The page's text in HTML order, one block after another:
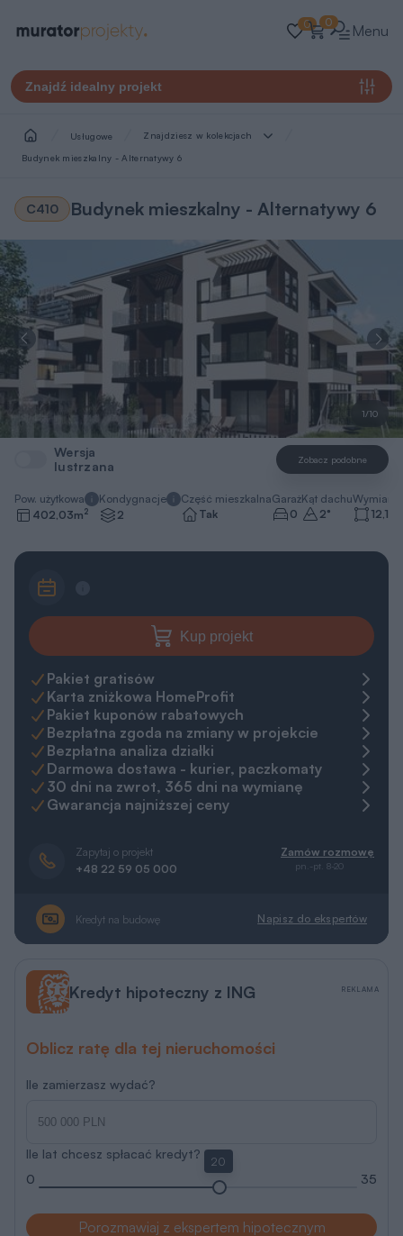
0 0 Menu
Znajdź idealny projekt
Usługowe Znajdziesz w kolekcjach
Budynek mieszkalny - Alternatywy 6
C410 Budynek mieszkalny - Alternatywy 6
1/10
Wersja
lustrzana
Zobacz podobne
Pow. użytkowa
402,03m2
Kondygnacje
2
Część mieszkalna
Tak
Garaż
0
Kąt dachu
2°
Wymiary
12,14
Kup projekt
Pakiet gratisów
Karta zniżkowa HomeProfit
Pakiet kuponów rabatowych
Bezpłatna zgoda na zmiany w projekcie
Bezpłatna analiza działki
Darmowa dostawa - kurier, paczkomaty
30 dni na zwrot, 365 dni na wymianę
Gwarancja najniższej ceny
Zapytaj o projekt
+48 22 59 05 000
Zamów rozmowę
pn.-pt. 8-20
Kredyt na budowę Napisz do ekspertów
Kredyt hipoteczny z ING
Oblicz ratę dla tej nieruchomości
Ile zamierzasz wydać?
Ile lat chcesz spłacać kredyt?
0
20
35
Porozmawiaj z ekspertem hipotecznym
REKLAMA